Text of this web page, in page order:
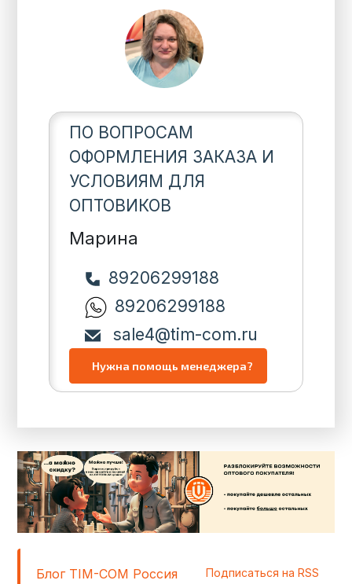
ПО ВОПРОСАМ
ОФОРМЛЕНИЯ ЗАКАЗА И
УСЛОВИЯМ ДЛЯ
ОПТОВИКОВ
Марина
89206299188
89206299188
sale4@tim-com.ru
Блог TIM-COM Россия Подписаться на RSS